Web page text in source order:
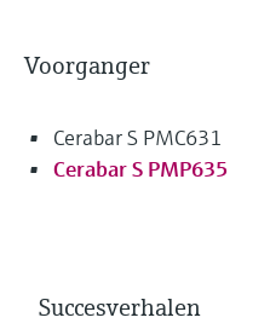
Voorganger
Cerabar S PMC631
Cerabar S PMP635
Succesverhalen